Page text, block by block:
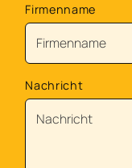
Firmenname
Nachricht